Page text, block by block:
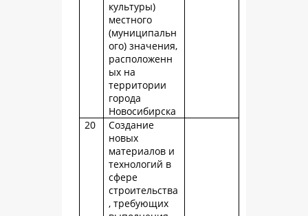
культуры)
местного
(муниципальн
ого) значения,
расположенн
ых на
территории
города
Новосибирска
20
Создание
новых
материалов и
технологий в
сфере
строительства
, требующих